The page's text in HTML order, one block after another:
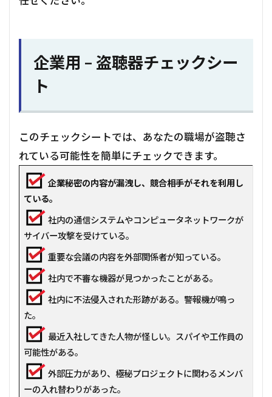
企業用 – 盗聴器チェックシー
ト
このチェックシートでは、あなたの職場が盗聴さ
れている可能性を簡単にチェックできます。
企業秘密の内容が漏洩し、競合相手がそれを利用し
ている。
社内の通信システムやコンピュータネットワークが
サイバー攻撃を受けている。
重要な会議の内容を外部関係者が知っている。
社内で不審な機器が見つかったことがある。
社内に不法侵入された形跡がある。警報機が鳴っ
た。
最近入社してきた人物が怪しい。スパイや工作員の
可能性がある。
外部圧力があり、極秘プロジェクトに関わるメンバ
ーの入れ替わりがあった。